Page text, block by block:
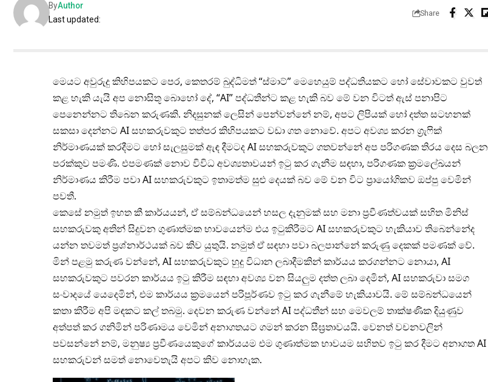
Last updated:
ByAuthor
Share
මෙයට අවුරුදු කිහිපයකට පෙර, කෙතරම් බුද්ධිමත් “ස්මාට්” මෙහෙයුම් පද්ධතියකට හෝ සේවාවකට වුවත්
කළ හැකි යැයි අප නොසිතූ බොහෝ දේ, “AI” පද්ධතීන්ට කළ හැකි බව මේ වන විටත් ඇස් පනාපිට
පෙනෙන්නට තිබෙන කරුණකි. නිදසුනක් ලෙසින් පෙන්වන්නේ නම්, අපට ලිපියක් හෝ දත්ත සටහනක්
සකසා දෙන්නට AI සහකරුවකුට තත්පර කිහිපයකට වඩා ගත නොවේ. අපට අවශ්‍ය කරන ග්‍රැෆික්
නිර්මාණයක් කරදීමට හෝ සැලසුමක් ඇඳ දීමටද AI සහකරුවකුට ගතවන්නේ අප පරිගණක තිරය දෙස බලන
පරක්කුව පමණි. එපමණක් නොව විවිධ අවශ්‍යතාවයන් ඉටු කර ගැනීම සඳහා, පරිගණක ක්‍රමලේඛයන්
නිර්මාණය කිරීම පවා AI සහකරුවකුට ඉතාමත්ම සුළු දෙයක් බව මේ වන විට ප්‍රායෝගිකව ඔප්පු වෙමින්
පවතී.
කෙසේ නමුත් ඉහත කී කාර්යයන්, ඒ සම්බන්ධයෙන් හසල දැනුමක් සහ මනා ප්‍රවීණත්වයක් සහිත මිනිස්
සහකරුවකු අතින් සිදුවන ගුණාත්මක භාවයෙන්ම එය ඉටුකිරීමට AI සහකරුවකුට හැකියාව තිබෙන්නේද
යන්න තවමත් ප්‍රශ්නාර්ථයක් බව කිව යුතුයි. නමුත් ඒ සඳහා පවා බලපාන්නේ කරුණු දෙකක් පමණක් වේ.
මින් පළමු කරුණ වන්නේ, AI සහකරුවකුට හුදු විධාන ලබාදීමකින් කාර්යය කරගන්නට නොයා, AI
සහකරුවකුට පවරන කාර්යය ඉටු කිරීම සඳහා අවශ්‍ය වන සියලුම දත්ත ලබා දෙමින්, AI සහකරුවා සමග
සංවාදයේ යෙදෙමින්, එම කාර්යය ක්‍රමයෙන් පරිපූර්ණව ඉටු කර ගැනීමේ හැකියාවයි. මේ සම්බන්ධයෙන්
කතා කිරීම අපි මඳකට කල් තබමු. දෙවන කරුණ වන්නේ AI පද්ධතීන් සහ මෙවලම් තාක්ෂණික දියුණුව
අත්පත් කර ගනිමින් පරිණාමය වෙමින් අනාගතයට ගමන් කරන සීඝ්‍රතාවයයි. වෙනත් වචනවලින්
පවසන්නේ නම්, මනුෂ්‍ය ප්‍රවීණයෙකුගේ කාර්යයම එම ගුණාත්මක භාවයම සහිතව ඉටු කර දීමට අනාගත AI
සහකරුවන් සමත් නොවෙතැයි අපට කිව නොහැක.